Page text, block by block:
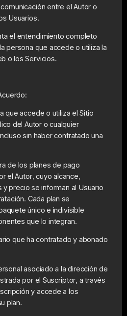
entre el Autor o
Usuarios.
el entendimiento completo
persona que accede o utiliza la
o los Servicios.
que accede o utiliza el Sitio
del Autor o cualquier
sin haber contratado una
de los planes de pago
el Autor, cuyo alcance,
precio se informan al Usuario
Cada plan se
único e indivisible
que lo integran.
que ha contratado y abonado
asociado a la dirección de
por el Suscriptor, a través
y accede a los
plan.